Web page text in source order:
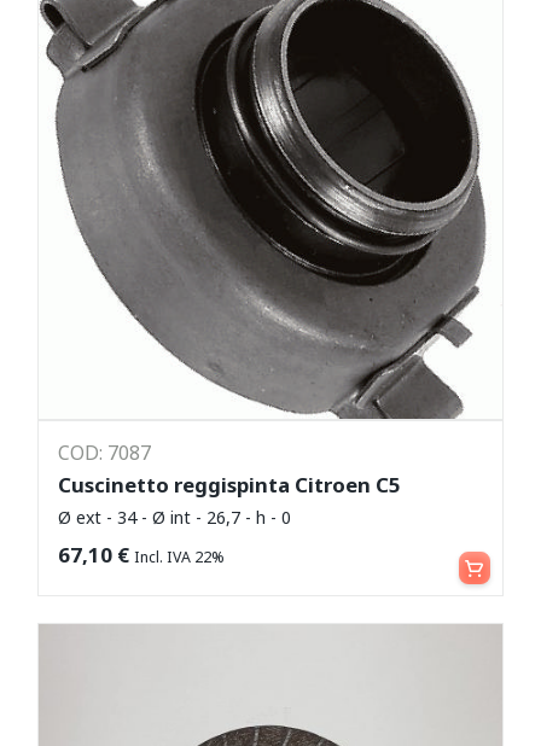
COD: 7087
Cuscinetto reggispinta Citroen C5
Ø ext - 34 - Ø int - 26,7 - h - 0
67,10 € Incl. IVA 22% Aggiungi al carrello